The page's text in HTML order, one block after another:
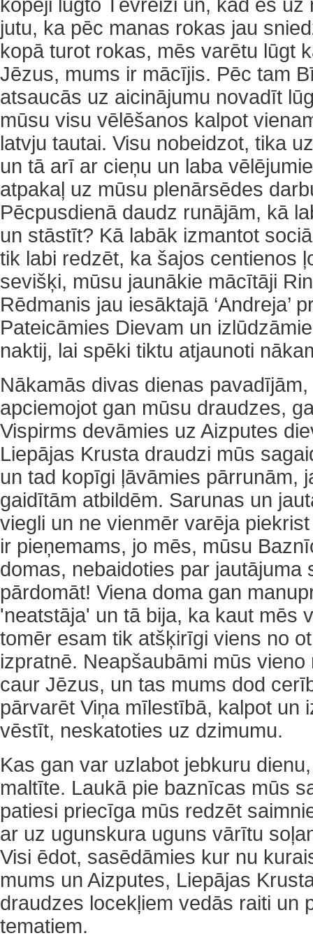
kopēji lūgto Tēvreizi un, kad es uz
jutu, ka pēc manas rokas jau
kopā turot rokas, mēs varētu lūgt
Jēzus, mums ir mācījis. Pēc tam
atsaucās uz aicinājumu novadīt
mūsu visu vēlēšanos kalpot
latvju tautai. Visu nobeidzot, tika
un tā arī ar cieņu un laba
atpakaļ uz mūsu plenārsēdes
Pēcpusdienā daudz runājām, kā
un stāstīt? Kā labāk izmantot
tik labi redzēt, ka šajos centienos
sevišķi, mūsu jaunākie mācītāji
Rēdmanis jau iesāktajā ‘Andreja’
Pateicāmies Dievam un
naktij, lai spēki tiktu atjaunoti
Nākamās divas dienas
apciemojot gan mūsu draudzes,
Vispirms devāmies uz Aizputes
Liepājas Krusta draudzi mūs
un tad kopīgi ļāvāmies pārrunām,
gaidītām atbildēm. Sarunas un
viegli un ne vienmēr varēja
ir pieņemams, jo mēs, mūsu
domas, nebaidoties par jautājuma
pārdomāt! Viena doma gan
'neatstāja' un tā bija, ka kaut mēs
tomēr esam tik atšķirīgi viens no
izpratnē. Neapšaubāmi mūs
caur Jēzus, un tas mums dod
pārvarēt Viņa mīlestībā, kalpot un
vēstīt, neskatoties uz dzimumu.
Kas gan var uzlabot jebkuru
maltīte. Laukā pie baznīcas mūs
patiesi priecīga mūs redzēt
ar uz ugunskura uguns vārītu
Visi ēdot, sasēdāmies kur nu
mums un Aizputes, Liepājas
draudzes locekļiem vedās raiti un
tematiem.